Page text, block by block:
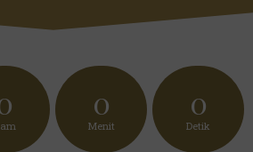
0
Menit
0
Detik